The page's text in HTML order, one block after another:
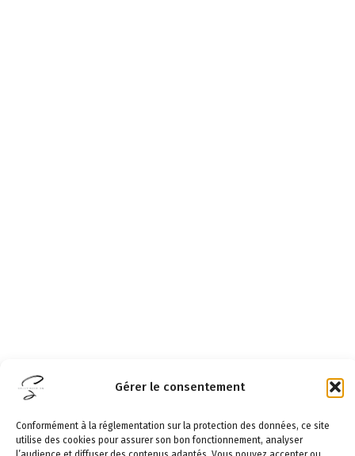
Gérer le consentement
Conformément à la réglementation sur la protection des données, ce site
utilise des cookies pour assurer son bon fonctionnement, analyser